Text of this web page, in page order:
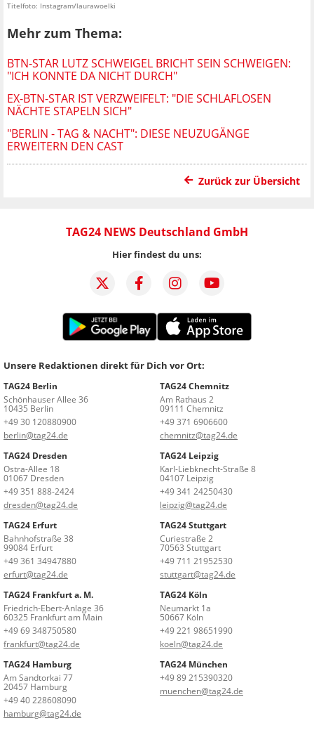
Titelfoto: Instagram/laurawoelki
Mehr zum Thema:
BTN-STAR LUTZ SCHWEIGEL BRICHT SEIN SCHWEIGEN:
"ICH KONNTE DA NICHT DURCH"
EX-BTN-STAR IST VERZWEIFELT: "DIE SCHLAFLOSEN
NÄCHTE STAPELN SICH"
"BERLIN - TAG & NACHT": DIESE NEUZUGÄNGE
ERWEITERN DEN CAST
Zurück zur Übersicht
TAG24 NEWS Deutschland GmbH
Hier findest du uns:
Unsere Redaktionen direkt für Dich vor Ort:
TAG24 Berlin
Schönhauser Allee 36
10435 Berlin
+49 30 120880900
berlin@tag24.de
TAG24 Chemnitz
Am Rathaus 2
09111 Chemnitz
+49 371 6906600
chemnitz@tag24.de
TAG24 Dresden
Ostra-Allee 18
01067 Dresden
+49 351 888-2424
dresden@tag24.de
TAG24 Leipzig
Karl-Liebknecht-Straße 8
04107 Leipzig
+49 341 24250430
leipzig@tag24.de
TAG24 Erfurt
Bahnhofstraße 38
99084 Erfurt
+49 361 34947880
erfurt@tag24.de
TAG24 Stuttgart
Curiestraße 2
70563 Stuttgart
+49 711 21952530
stuttgart@tag24.de
TAG24 Frankfurt a. M.
Friedrich-Ebert-Anlage 36
60325 Frankfurt am Main
+49 69 348750580
frankfurt@tag24.de
TAG24 Köln
Neumarkt 1a
50667 Köln
+49 221 98651990
koeln@tag24.de
TAG24 Hamburg
Am Sandtorkai 77
20457 Hamburg
+49 40 228608090
hamburg@tag24.de
TAG24 München
+49 89 215390320
muenchen@tag24.de